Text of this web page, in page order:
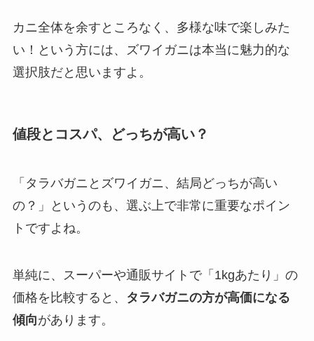
カニ全体を余すところなく、多様な味で楽しみた
い！という方には、ズワイガニは本当に魅力的な
選択肢だと思いますよ。
値段とコスパ、どっちが高い？
「タラバガニとズワイガニ、結局どっちが高い
の？」というのも、選ぶ上で非常に重要なポイン
トですよね。
単純に、スーパーや通販サイトで「1kgあたり」の
価格を比較すると、
タラバガニの方が高価になる
傾向があります。